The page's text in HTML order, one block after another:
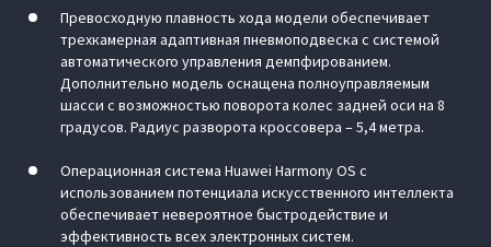
Превосходную плавность хода модели обеспечивает
трехкамерная адаптивная пневмоподвеска с системой
автоматического управления демпфированием.
Дополнительно модель оснащена полноуправляемым
шасси с возможностью поворота колес задней оси на 8
градусов. Радиус разворота кроссовера – 5,4 метра.
Операционная система Huawei Harmony OS с
использованием потенциала искусственного интеллекта
обеспечивает невероятное быстродействие и
эффективность всех электронных систем.